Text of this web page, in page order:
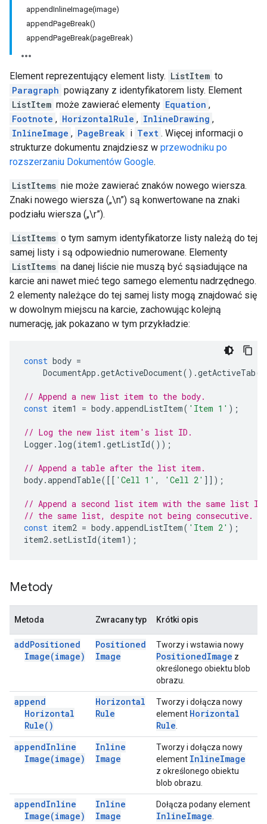
appendInlineImage(image)
appendPageBreak()
appendPageBreak(pageBreak)
Element reprezentujący element listy. ListItem to
Paragraph powiązany z identyfikatorem listy. Element
ListItem może zawierać elementy Equation ,
Footnote , HorizontalRule , InlineDrawing ,
InlineImage , PageBreak i Text . Więcej informacji o
strukturze dokumentu znajdziesz w przewodniku po
rozszerzaniu Dokumentów Google.
ListItems nie może zawierać znaków nowego wiersza.
Znaki nowego wiersza („\n”) są konwertowane na znaki
podziału wiersza („\r”).
ListItems o tym samym identyfikatorze listy należą do tej
samej listy i są odpowiednio numerowane. Elementy
ListItems na danej liście nie muszą być sąsiadujące na
karcie ani nawet mieć tego samego elementu nadrzędnego.
2 elementy należące do tej samej listy mogą znajdować się
w dowolnym miejscu na karcie, zachowując kolejną
numerację, jak pokazano w tym przykładzie:
const body =
DocumentApp .getActiveDocument().getActiveTab
// Append a new list item to the body.
const item1 = body.appendListItem( 'Item 1' );
// Log the new list item's list ID.
Logger . log(item1 .getListId());
// Append a table after the list item.
body.appendTable([[ 'Cell 1' , 'Cell 2' ]]);
// Append a second list item with the same list
// the same list, despite not being consecutive.
const item2 = body.appendListItem( 'Item 2' );
item2. setListId(item1 );
Metody
Metoda Zwracany typ Krótki opis
addPositioned
Image(image)
Positioned
Image
Tworzy i wstawia nowy
PositionedImage z
określonego obiektu blob
obrazu.
append
Horizontal
Rule( )
Horizontal
Rule
Tworzy i dołącza nowy
element Horizontal
Rule
appendInline
Image(image)
Inline
Image
Tworzy i dołącza nowy
element InlineImage
z określonego obiektu
blob obrazu.
appendInline
Image(image)
Inline
Image
Dołącza podany element
InlineImage